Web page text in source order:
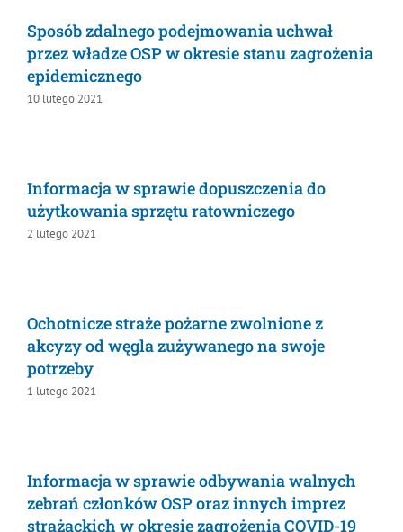
Sposób zdalnego podejmowania uchwał
przez władze OSP w okresie stanu
zagrożenia epidemicznego
10 lutego 2021
Informacja w sprawie dopuszczenia do
użytkowania sprzętu ratowniczego
2 lutego 2021
Ochotnicze straże pożarne zwolnione z
akcyzy od węgla zużywanego na swoje
potrzeby
1 lutego 2021
Informacja w sprawie odbywania walnych
zebrań członków OSP oraz innych imprez
strażackich w okresie zagrożenia COVID-19